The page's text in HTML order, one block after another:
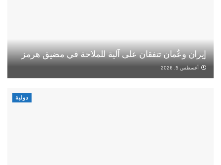
إيران وعُمان تتفقان على آلية للملاحة في مضيق هرمز
أغسطس 5, 2026
دولية